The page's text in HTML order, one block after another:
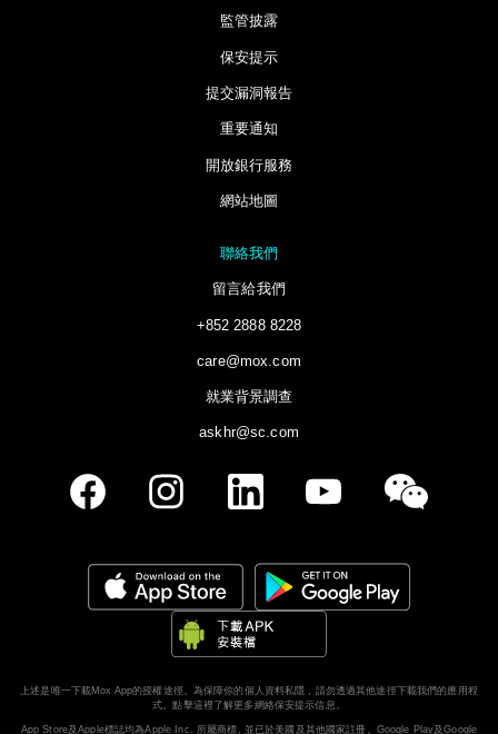
監管披露
保安提示
提交漏洞報告
重要通知
開放銀行服務
網站地圖
聯絡我們
留言給我們
+852 2888 8228
care@mox.com
就業背景調查
askhr@sc.com
上述是唯一下載Mox App的授權途徑。為保障你的個人資料私隱，請勿透過其他途徑下載我們的應用程
式。點擊這裡了解更多網絡保安提示信息。
App Store及Apple標誌均為Apple Inc. 所屬商標, 並已於美國及其他國家註冊。Google Play及Google